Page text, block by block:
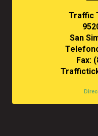
Traffic
San
Fax: